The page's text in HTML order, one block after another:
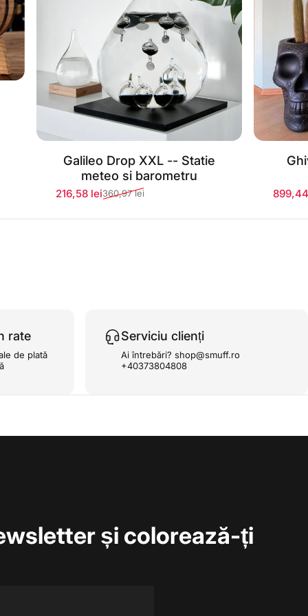
Stoc momentan epuizat
Galileo Drop XXL -- Statie
meteo si barometru
Preț redus
216,58 lei
Preț normal360,97 lei Preț
Preț
rate
de plată
Serviciu clienți
Ai întrebări? shop@smuff.ro
+40373804808
și colorează-ți